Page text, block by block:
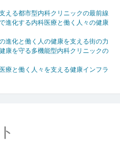
える都市型内科クリニックの最前線
進化する内科医療と働く人々の健康
進化と働く人の健康を支える街の力
康を守る多機能型内科クリニックの
療と働く人々を支える健康インフラ